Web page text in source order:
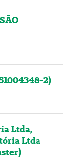
2)
Ltda,
Ltda